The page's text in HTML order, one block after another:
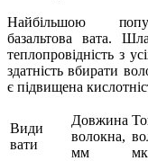
Найбільшою
базальтова вата.
теплопровідність з
здатність вбирати
є підвищена
Види
вати
Довжина
волокна,
мм